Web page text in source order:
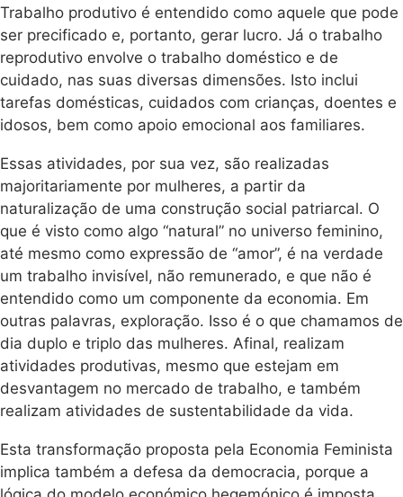
Trabalho produtivo é entendido como aquele que pode
ser precificado e, portanto, gerar lucro. Já o trabalho
reprodutivo envolve o trabalho doméstico e de
cuidado, nas suas diversas dimensões. Isto inclui
tarefas domésticas, cuidados com crianças, doentes e
idosos, bem como apoio emocional aos familiares.
Essas atividades, por sua vez, são realizadas
majoritariamente por mulheres, a partir da
naturalização de uma construção social patriarcal. O
que é visto como algo “natural” no universo feminino,
até mesmo como expressão de “amor”, é na verdade
um trabalho invisível, não remunerado, e que não é
entendido como um componente da economia. Em
outras palavras, exploração. Isso é o que chamamos de
dia duplo e triplo das mulheres. Afinal, realizam
atividades produtivas, mesmo que estejam em
desvantagem no mercado de trabalho, e também
realizam atividades de sustentabilidade da vida.
Esta transformação proposta pela Economia Feminista
implica também a defesa da democracia, porque a